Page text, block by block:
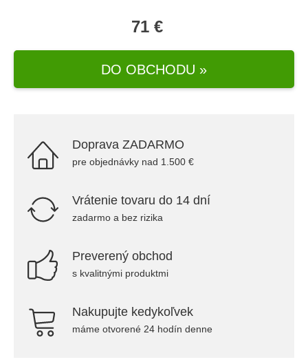
71 €
DO OBCHODU »
Doprava ZADARMO
pre objednávky nad 1.500 €
Vrátenie tovaru do 14 dní
zadarmo a bez rizika
Preverený obchod
s kvalitnými produktmi
Nakupujte kedykoľvek
máme otvorené 24 hodín denne